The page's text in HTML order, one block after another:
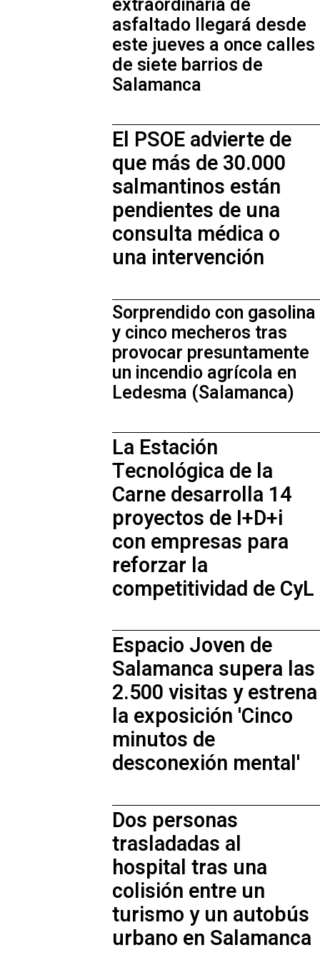
extraordinaria de
asfaltado llegará desde
este jueves a once calles
de siete barrios de
Salamanca
El PSOE advierte de
que más de 30.000
salmantinos están
pendientes de una
consulta médica o
una intervención
Sorprendido con gasolina
y cinco mecheros tras
provocar presuntamente
un incendio agrícola en
Ledesma (Salamanca)
La Estación
Tecnológica de la
Carne desarrolla 14
proyectos de I+D+i
con empresas para
reforzar la
competitividad de CyL
Espacio Joven de
Salamanca supera las
2.500 visitas y estrena
la exposición 'Cinco
minutos de
desconexión mental'
Dos personas
trasladadas al
hospital tras una
colisión entre un
turismo y un autobús
urbano en Salamanca